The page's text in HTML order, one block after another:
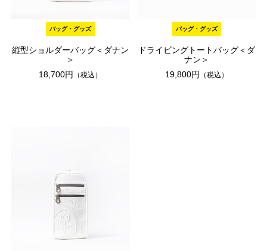
バッグ・グッズ
縦型ショルダーバッグ＜ダナン
＞
18,700円
（税込）
バッグ・グッズ
ドライビングトートバッグ＜ダ
ナン＞
19,800円
（税込）